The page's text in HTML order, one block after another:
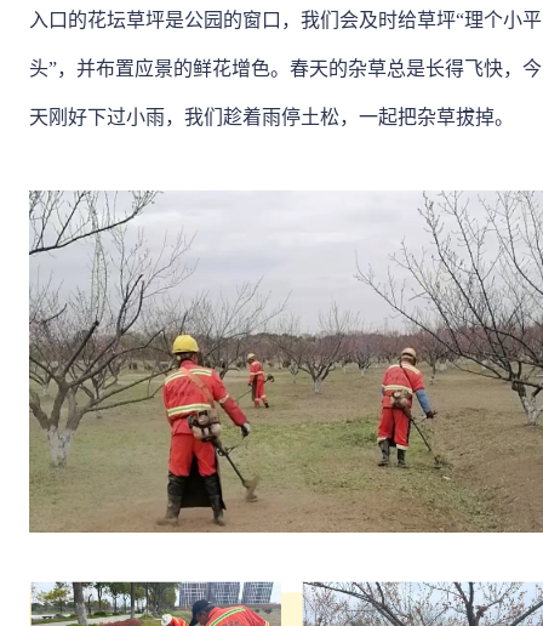
入口的花坛草坪是公园的窗口，我们会及时给草坪“理个小平
头”，并布置应景的鲜花增色。春天的杂草总是长得飞快，今
天刚好下过小雨，我们趁着雨停土松，一起把杂草拔掉。